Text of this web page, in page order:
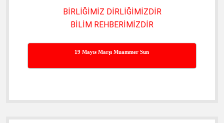
BİRLİĞİMİZ DİRLİĞİMİZDİR
BİLİM REHBERİMİZDİR
19 Mayıs Marşı Muammer Sun